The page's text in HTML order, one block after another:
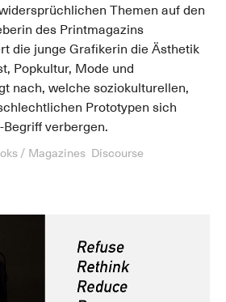
Themen auf den
des Printmagazins
die junge Grafikerin die Ästhetik
Popkultur, Mode und
nach, welche soziokulturellen,
Prototypen sich
verbergen.
/ Magazines Discourse